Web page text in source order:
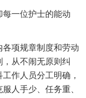
一位护士的能动
项规章制度和劳动
从不闹无原则纠
作人员分工明确，
人手少、任务重、